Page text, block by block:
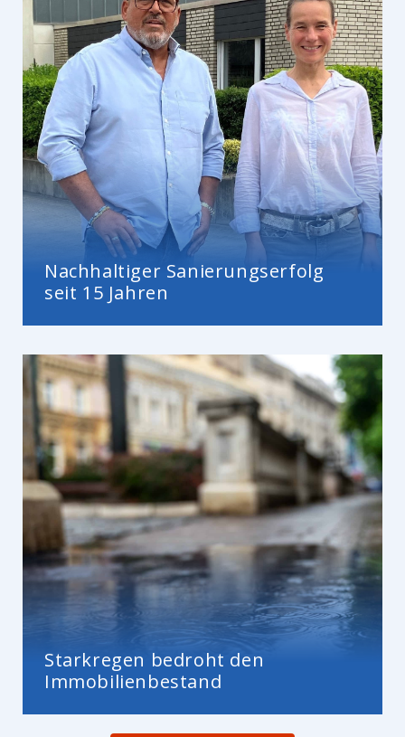
Nachhaltiger Sanierungserfolg
seit 15 Jahren
Starkregen bedroht den
Immobilienbestand